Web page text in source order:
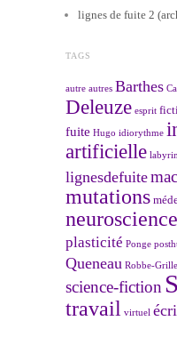
lignes de fuite 2
TAGS
autre autres Barthes
Deleuze esprit
fuite Hugo idiorythme
artificielle
lignesdefuite
mutations
plasticité Ponge
Queneau Robbe-
science-fiction
travail virtuel